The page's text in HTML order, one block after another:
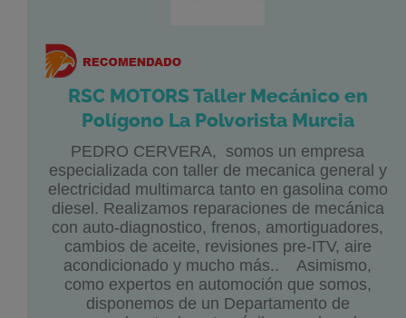
RSC MOTORS Taller Mecánico en
Polígono La Polvorista Murcia
PEDRO CERVERA, somos un empresa
especializada con taller de mecanica general y
electricidad multimarca tanto en gasolina como
diesel. Realizamos reparaciones de mecánica
con auto-diagnostico, frenos, amortiguadores,
cambios de aceite, revisiones pre-ITV, aire
acondicionado y mucho más.. Asimismo,
como expertos en automoción que somos,
disponemos de un Departamento de